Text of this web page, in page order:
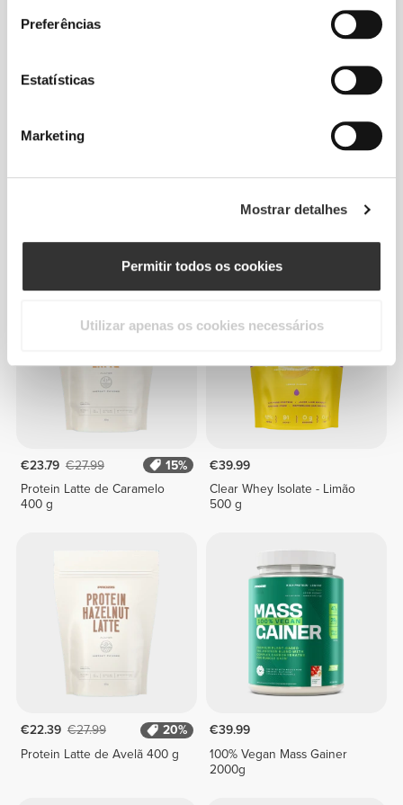
Preferências
Estatísticas
Marketing
Mostrar detalhes
Permitir todos os cookies
Utilizar apenas os cookies necessários
500 g
€23.79 €27.99
15%
Protein Latte de Caramelo
400 g
€39.99
Clear Whey Isolate - Limão
500 g
€22.39 €27.99
20%
Protein Latte de Avelã 400 g
€39.99
100% Vegan Mass Gainer
2000g